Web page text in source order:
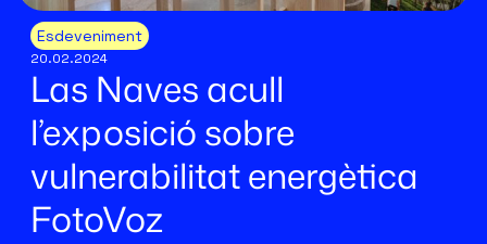
Esdeveniment
20.02.2024
Las Naves acull
l’exposició sobre
vulnerabilitat energètica
FotoVoz